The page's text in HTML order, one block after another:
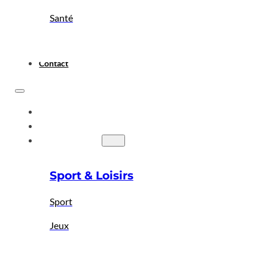
Santé
Contact
Sport & Loisirs
Sport
Jeux